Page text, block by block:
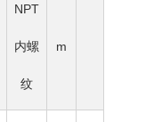
NPT
内螺
纹
m